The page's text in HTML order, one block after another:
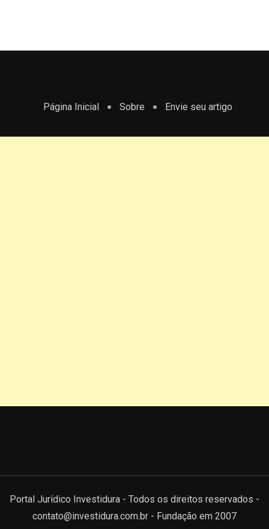
Página Inicial Sobre Envie seu artigo
Portal Jurídico Investidura - Todos os direitos reservados -
contato@investidura.com.br - Fundação em 2007